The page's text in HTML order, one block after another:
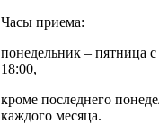
Часы приема:
понедельник – пятница
18:00,
кроме последнего
каждого месяца.